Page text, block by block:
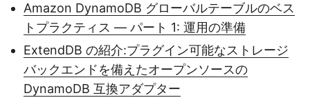
Amazon DynamoDB グローバルテーブルのベス
トプラクティス — パート 1: 運用の準備
ExtendDB の紹介:プラグイン可能なストレージ
バックエンドを備えたオープンソースの
DynamoDB 互換アダプター